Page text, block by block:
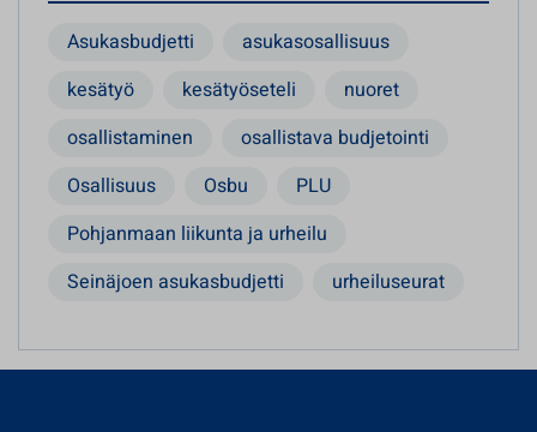
Asukasbudjetti
asukasosallisuus
kesätyö
kesätyöseteli
nuoret
osallistaminen
osallistava budjetointi
Osallisuus
Osbu
PLU
Pohjanmaan liikunta ja urheilu
Seinäjoen asukasbudjetti
urheiluseurat